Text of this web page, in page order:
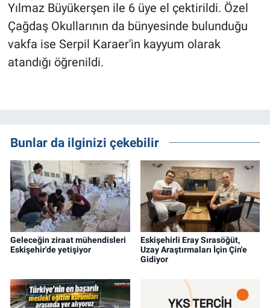
Yılmaz Büyükerşen ile 6 üye el çektirildi. Özel
Çağdaş Okullarının da bünyesinde bulunduğu
vakfa ise Serpil Karaer'in kayyum olarak
atandığı öğrenildi.
Bunlar da ilginizi çekebilir
Geleceğin ziraat mühendisleri
Eskişehir'de yetişiyor
Eskişehirli Eray Sırasöğüt,
Uzay Araştırmaları İçin Çin'e
Gidiyor